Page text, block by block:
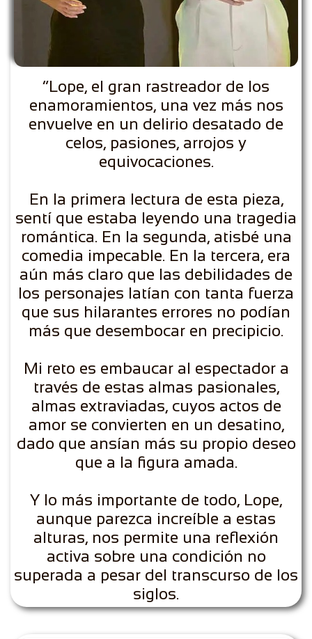
“Lope, el gran rastreador de los
enamoramientos, una vez más nos
envuelve en un delirio desatado de
celos, pasiones, arrojos y
equivocaciones.
En la primera lectura de esta pieza,
sentí que estaba leyendo una tragedia
romántica. En la segunda, atisbé una
comedia impecable. En la tercera, era
aún más claro que las debilidades de
los personajes latían con tanta fuerza
que sus hilarantes errores no podían
más que desembocar en precipicio.
Mi reto es embaucar al espectador a
través de estas almas pasionales,
almas extraviadas, cuyos actos de
amor se convierten en un desatino,
dado que ansían más su propio deseo
que a la figura amada.
Y lo más importante de todo, Lope,
aunque parezca increíble a estas
alturas, nos permite una reflexión
activa sobre una condición no
superada a pesar del transcurso de los
siglos.